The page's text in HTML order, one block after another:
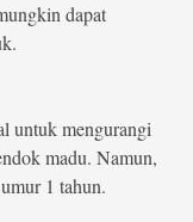
dapat
untuk mengurangi
madu. Namun,
1 tahun.